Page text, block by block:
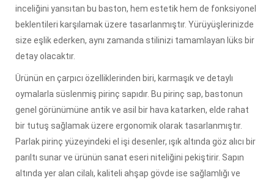
inceliğini yansıtan bu baston, hem estetik hem de fonksiyonel
beklentileri karşılamak üzere tasarlanmıştır. Yürüyüşlerinizde
size eşlik ederken, aynı zamanda stilinizi tamamlayan lüks bir
detay olacaktır.
Ürünün en çarpıcı özelliklerinden biri, karmaşık ve detaylı
oymalarla süslenmiş pirinç sapıdır. Bu pirinç sap, bastonun
genel görünümüne antik ve asil bir hava katarken, elde rahat
bir tutuş sağlamak üzere ergonomik olarak tasarlanmıştır.
Parlak pirinç yüzeyindeki el işi desenler, ışık altında göz alıcı bir
parıltı sunar ve ürünün sanat eseri niteliğini pekiştirir. Sapın
altında yer alan cilalı, kaliteli ahşap gövde ise sağlamlığı ve